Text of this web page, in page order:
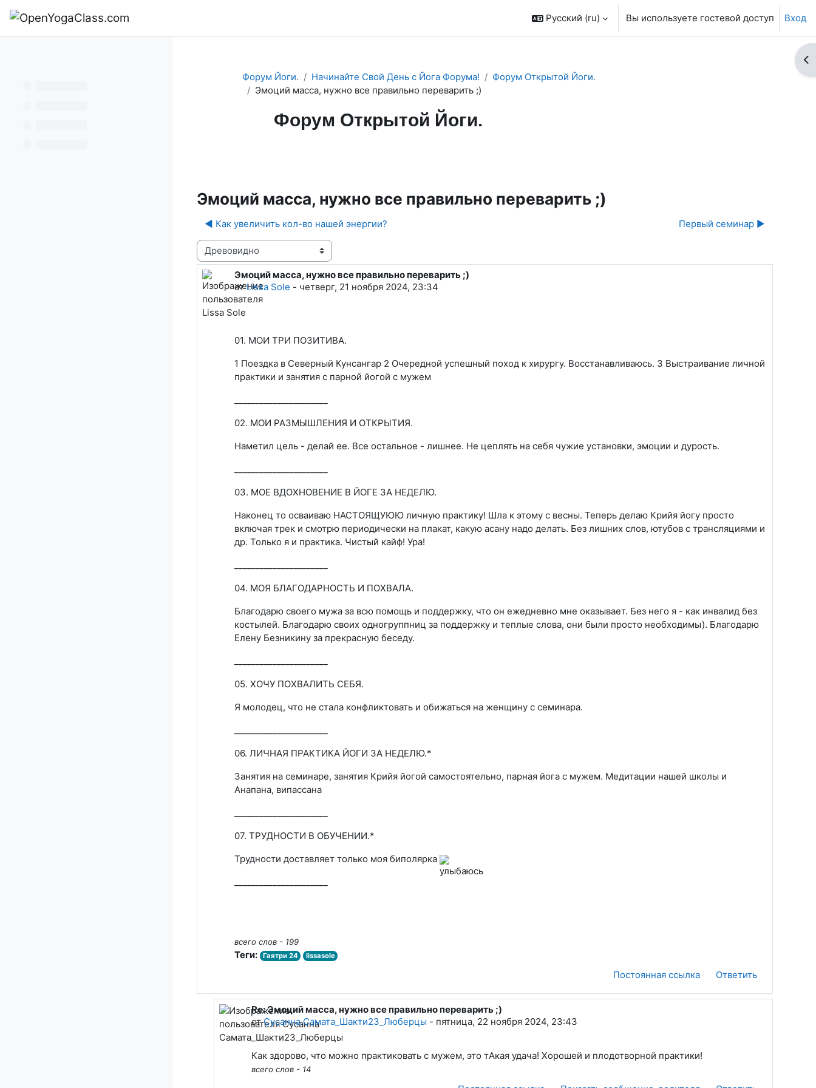
Русский ‎(ru)‎ Вы используете гостевой доступ Вход
Форум Йоги.
Начинайте Свой День с Йога Форума!
Форум Открытой Йоги.
Эмоций масса, нужно все правильно переварить ;)
Форум Открытой Йоги.
Эмоций масса, нужно все правильно переварить ;)
◀︎ Как увеличить кол-во нашей энергии? Первый семинар ▶︎
Режим отображения
Эмоций масса, нужно все правильно переварить ;)
отLissa Sole - четверг, 21 ноября 2024, 23:34
Количество ответов: 1
01. МОИ ТРИ ПОЗИТИВА.
1 Поездка в Северный Кунсангар 2 Очередной успешный поход к хирургу. Восстанавливаюсь. 3 Выстраивание личной
практики и занятия с парной йогой с мужем
02. МОИ РАЗМЫШЛЕНИЯ И ОТКРЫТИЯ.
Наметил цель - делай ее. Все остальное - лишнее. Не цеплять на себя чужие установки, эмоции и дурость.
03. МОЕ ВДОХНОВЕНИЕ В ЙОГЕ ЗА НЕДЕЛЮ.
Наконец то осваиваю НАСТОЯЩУЮЮ личную практику! Шла к этому с весны. Теперь делаю Крийя йогу просто
включая трек и смотрю периодически на плакат, какую асану надо делать. Без лишних слов, ютубов с трансляциями и
др. Только я и практика. Чистый кайф! Ура!
04. МОЯ БЛАГОДАРНОСТЬ И ПОХВАЛА.
Благодарю своего мужа за всю помощь и поддержку, что он ежедневно мне оказывает. Без него я - как инвалид без
костылей. Благодарю своих одногруппниц за поддержку и теплые слова, они были просто необходимы). Благодарю
Елену Безникину за прекрасную беседу.
05. ХОЧУ ПОХВАЛИТЬ СЕБЯ.
Я молодец, что не стала конфликтовать и обижаться на женщину с семинара.
06. ЛИЧНАЯ ПРАКТИКА ЙОГИ ЗА НЕДЕЛЮ.*
Занятия на семинаре, занятия Крийя йогой самостоятельно, парная йога с мужем. Медитации нашей школы и
Анапана, випассана
07. ТРУДНОСТИ В ОБУЧЕНИИ.*
Трудности доставляет только моя биполярка
всего слов - 199
Теги: Гаятри 24 lissasole
Постоянная ссылка Ответить
В ответ на Lissa Sole
Re: Эмоций масса, нужно все правильно переварить ;)
отСусанна Самата_Шакти23_Люберцы - пятница, 22 ноября 2024, 23:43
Как здорово, что можно практиковать с мужем, это тАкая удача! Хорошей и плодотворной практики!
всего слов - 14